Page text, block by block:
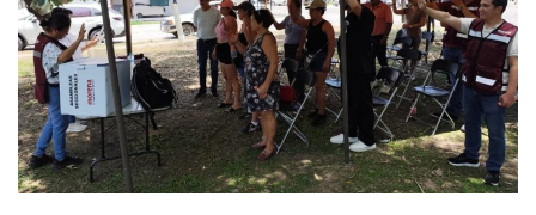
SIOP Moderniza La Casa De La Cultura En Mascota Con
Van Por La Reorganización De Los Archivos Municipales
Estados Unidos Endurece Su Combate Al CJNG Con
Buscan A Wilber Armando Colmenares Márquez,
Melissa Madero Exige Aclarar Sustento Legal De Las
Washington Enfrenta Una Emergencia Ambiental Por
Avanza Plan Para Construir Estadio De Tritones Vallarta;
Nuevas Concesiones De Taxis En Puerto Vallarta, ¿para